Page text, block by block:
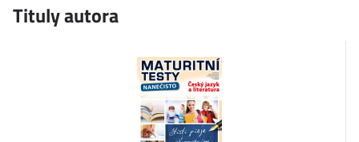
Tituly autora